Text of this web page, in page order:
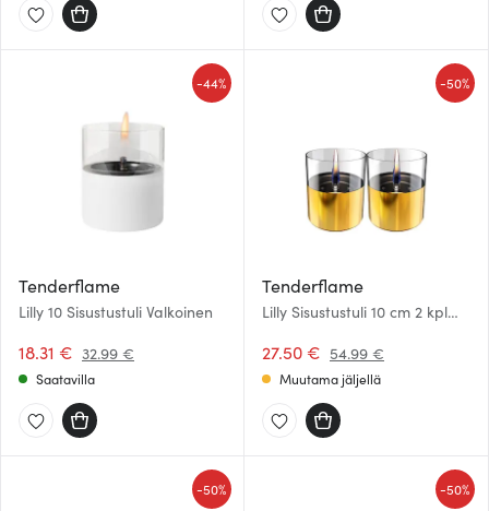
Tenderflame
Lilly 10 Sisustustuli Valkoinen
18.31 € 32.99 €
-44%
Saatavilla
Tenderflame
Lilly Sisustustuli 10 cm 2 kpl
27.50 € 54.99 €
-50%
Muutama jäljellä
-50% -50%